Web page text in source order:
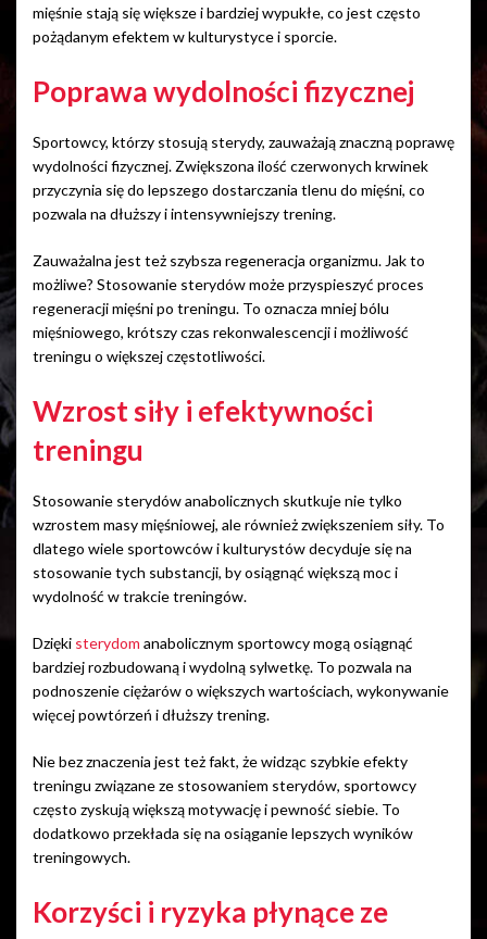
mięśnie stają się większe i bardziej wypukłe, co jest często
pożądanym efektem w kulturystyce i sporcie.
Poprawa wydolności fizycznej
Sportowcy, którzy stosują sterydy, zauważają znaczną poprawę
wydolności fizycznej. Zwiększona ilość czerwonych krwinek
przyczynia się do lepszego dostarczania tlenu do mięśni, co
pozwala na dłuższy i intensywniejszy trening.
Zauważalna jest też szybsza regeneracja organizmu. Jak to
możliwe? Stosowanie sterydów może przyspieszyć proces
regeneracji mięśni po treningu. To oznacza mniej bólu
mięśniowego, krótszy czas rekonwalescencji i możliwość
treningu o większej częstotliwości.
Wzrost siły i efektywności
treningu
Stosowanie sterydów anabolicznych skutkuje nie tylko
wzrostem masy mięśniowej, ale również zwiększeniem siły. To
dlatego wiele sportowców i kulturystów decyduje się na
stosowanie tych substancji, by osiągnąć większą moc i
wydolność w trakcie treningów.
Dzięki sterydom anabolicznym sportowcy mogą osiągnąć
bardziej rozbudowaną i wydolną sylwetkę. To pozwala na
podnoszenie ciężarów o większych wartościach, wykonywanie
więcej powtórzeń i dłuższy trening.
Nie bez znaczenia jest też fakt, że widząc szybkie efekty
treningu związane ze stosowaniem sterydów, sportowcy
często zyskują większą motywację i pewność siebie. To
dodatkowo przekłada się na osiąganie lepszych wyników
treningowych.
Korzyści i ryzyka płynące ze